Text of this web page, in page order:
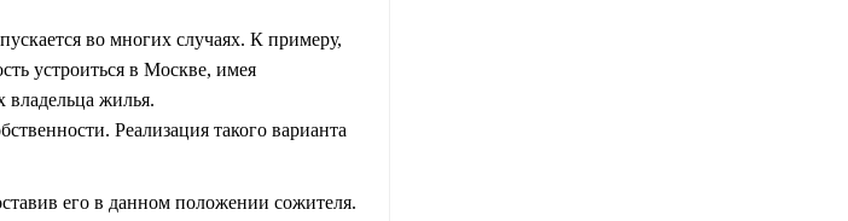
во многих случаях. К примеру,
устроиться в Москве, имея
владельца жилья.
Реализация такого варианта
его в данном положении сожителя.